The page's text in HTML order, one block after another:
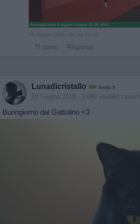
Animazione Leggerissima (0.06 Mb)
19 Giugno 2018 alle ore 22:19
· Ti stimo · Rispondi
Lunadicristallo livello 5
18 Giugno 2018 - 3.690 visualizzazioni
Buongiorno dal Gattolino <3